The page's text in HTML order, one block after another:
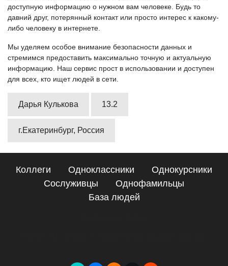
доступную информацию о нужном вам человеке. Будь то
давний друг, потерянный контакт или просто интерес к какому-
либо человеку в интернете.
Мы уделяем особое внимание безопасности данных и
стремимся предоставить максимально точную и актуальную
информацию. Наш сервис прост в использовании и доступен
для всех, кто ищет людей в сети.
Дарья Кулькова 13.2
г.Екатеринбург, Россия
Коллеги Одноклассники
Однокурсники
Сослуживцы
Однофамильцы
База людей